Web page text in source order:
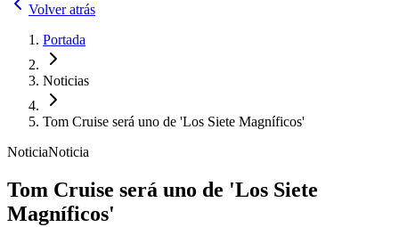
Volver atrás
Portada
Noticias
Tom Cruise será uno de 'Los Siete Magníficos'
NoticiaNoticia
Tom Cruise será uno de 'Los Siete
Magníficos'